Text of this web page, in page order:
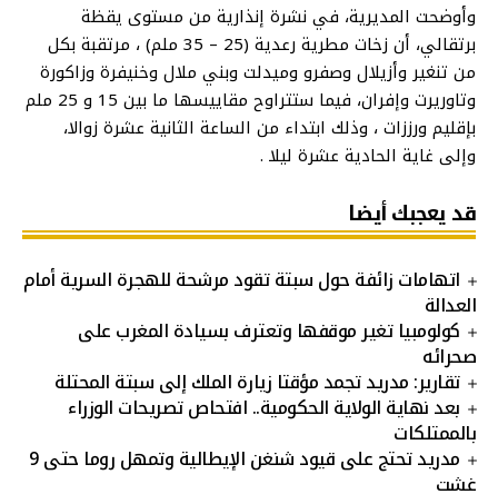
وأوضحت المديرية، في نشرة إنذارية من مستوى يقظة
برتقالي، أن زخات مطرية رعدية (25 – 35 ملم) ، مرتقبة بكل
من تنغير وأزيلال وصفرو وميدلت وبني ملال وخنيفرة وزاكورة
وتاوريرت وإفران، فيما ستتراوح مقاييسها ما بين 15 و 25 ملم
بإقليم ورززات ، وذلك ابتداء من الساعة الثانية عشرة زوالا،
وإلى غاية الحادية عشرة ليلا .
قد يعجبك أيضا
اتهامات زائفة حول سبتة تقود مرشحة للهجرة السرية أمام
العدالة
كولومبيا تغير موقفها وتعترف بسيادة المغرب على
صحرائه
تقارير: مدريد تجمد مؤقتا زيارة الملك إلى سبتة المحتلة
بعد نهاية الولاية الحكومية.. افتحاص تصريحات الوزراء
بالممتلكات
مدريد تحتج على قيود شنغن الإيطالية وتمهل روما حتى 9
غشت